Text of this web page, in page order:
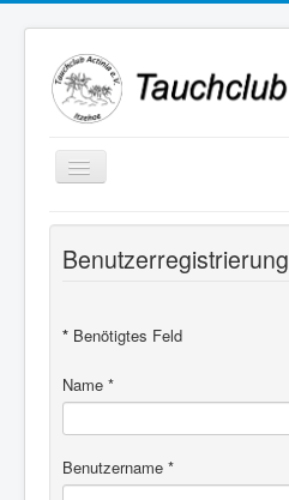
Navigation
an/aus
Benutzerregistrierung
* Benötigtes Feld
Name *
Benutzername *